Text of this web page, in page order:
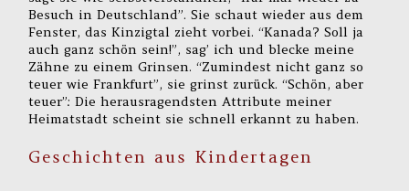
Besuch in Deutschland”. Sie schaut wieder aus dem
Fenster, das Kinzigtal zieht vorbei. “Kanada? Soll ja
auch ganz schön sein!”, sag’ ich und blecke meine
Zähne zu einem Grinsen. “Zumindest nicht ganz so
teuer wie Frankfurt”, sie grinst zurück. “Schön, aber
teuer”: Die herausragendsten Attribute meiner
Heimatstadt scheint sie schnell erkannt zu haben.
Geschichten aus Kindertagen